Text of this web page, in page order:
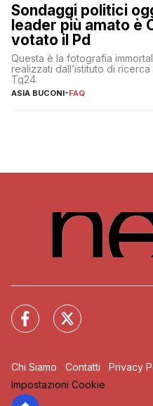
Sondaggi politici
leader più amato è
votato il Pd
Questa è la fotografia
realizzati dall’istituto di
Tg24
ASIA BUCONI-FAQ
Chi Siamo Contatti Privacy
Impostazioni Cookie